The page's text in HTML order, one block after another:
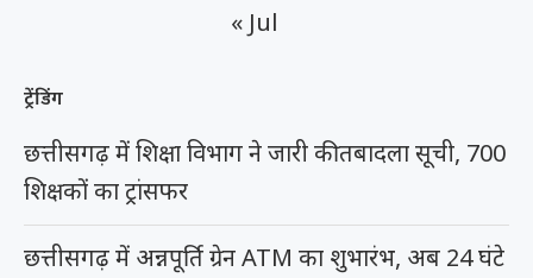
« Jul
ट्रेंडिंग
छत्तीसगढ़ में शिक्षा विभाग ने जारी की तबादला सूची, 700
शिक्षकों का ट्रांसफर
छत्तीसगढ़ में अन्नपूर्ति ग्रेन ATM का शुभारंभ, अब 24 घंटे